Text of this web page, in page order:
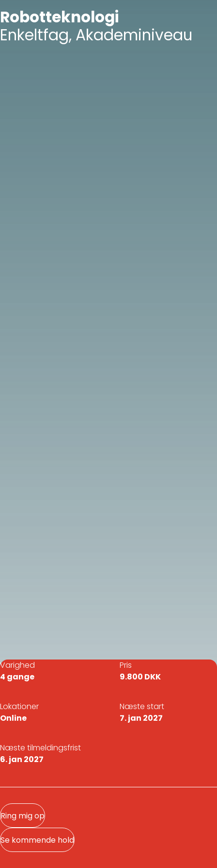
Robotteknologi
Enkeltfag, Akademiniveau
Varighed
4 gange
Pris
9.800 DKK
Næste start
7. jan 2027
Lokationer
Online
Næste tilmeldingsfrist
6. jan 2027
Ring mig op
Se kommende hold